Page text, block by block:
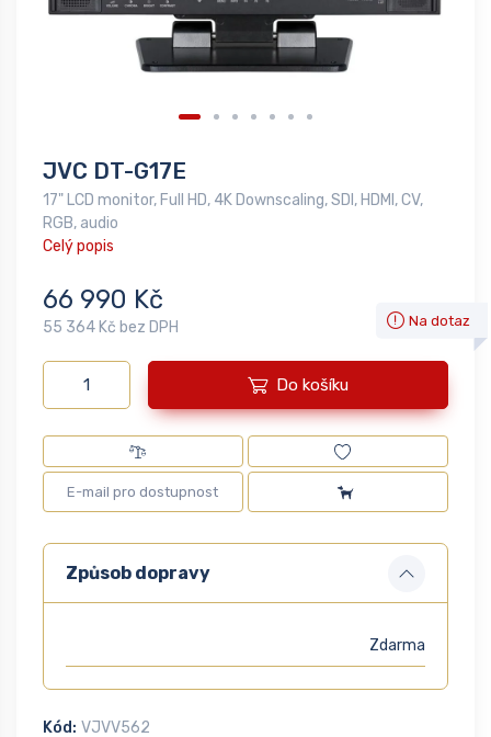
JVC DT-G17E
17" LCD monitor, Full HD, 4K Downscaling, SDI, HDMI, CV,
RGB, audio
Celý popis
66 990 Kč
55 364 Kč bez DPH Na dotaz
Do košíku
Způsob dopravy
Zdarma
Kód: VJVV562